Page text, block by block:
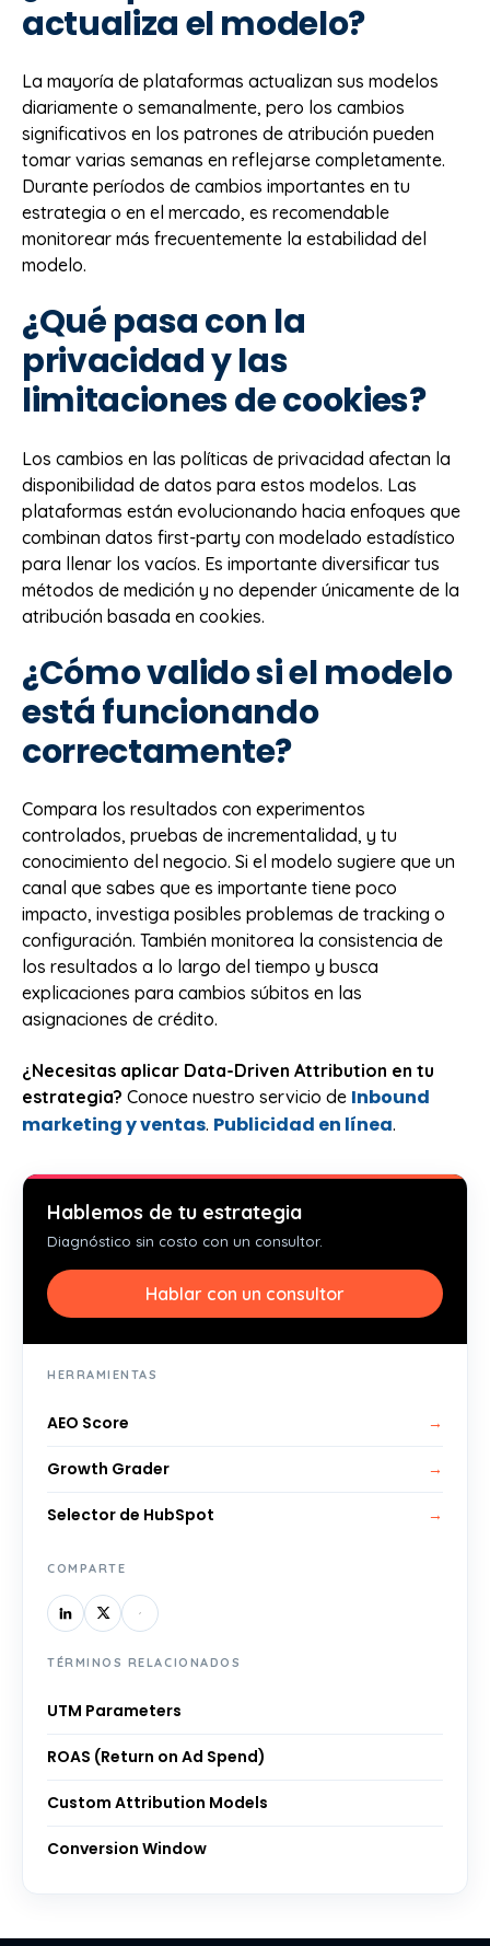
actualiza el modelo?
La mayoría de plataformas actualizan sus modelos
diariamente o semanalmente, pero los cambios
significativos en los patrones de atribución pueden
tomar varias semanas en reflejarse completamente.
Durante períodos de cambios importantes en tu
estrategia o en el mercado, es recomendable
monitorear más frecuentemente la estabilidad del
modelo.
¿Qué pasa con la
privacidad y las
limitaciones de cookies?
Los cambios en las políticas de privacidad afectan la
disponibilidad de datos para estos modelos. Las
plataformas están evolucionando hacia enfoques que
combinan datos first-party con modelado estadístico
para llenar los vacíos. Es importante diversificar tus
métodos de medición y no depender únicamente de la
atribución basada en cookies.
¿Cómo valido si el modelo
está funcionando
correctamente?
Compara los resultados con experimentos
controlados, pruebas de incrementalidad, y tu
conocimiento del negocio. Si el modelo sugiere que un
canal que sabes que es importante tiene poco
impacto, investiga posibles problemas de tracking o
configuración. También monitorea la consistencia de
los resultados a lo largo del tiempo y busca
explicaciones para cambios súbitos en las
asignaciones de crédito.
¿Necesitas aplicar Data-Driven Attribution en tu
estrategia? Conoce nuestro servicio de Inbound
marketing y ventas. Publicidad en línea.
Hablemos de tu estrategia
Diagnóstico sin costo con un consultor.
Hablar con un consultor
HERRAMIENTAS
AEO Score →
Growth Grader →
Selector de HubSpot →
COMPARTE
TÉRMINOS RELACIONADOS
UTM Parameters
ROAS (Return on Ad Spend)
Custom Attribution Models
Conversion Window